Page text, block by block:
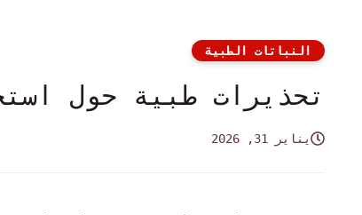
النباتات الطبية
تحذيرات طبية حول
يناير 31, 2026